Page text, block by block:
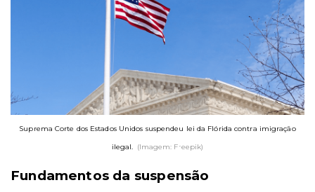
Suprema Corte dos Estados Unidos suspendeu lei da Flórida contra imigração
ilegal. (Imagem: Freepik)
Fundamentos da suspensão